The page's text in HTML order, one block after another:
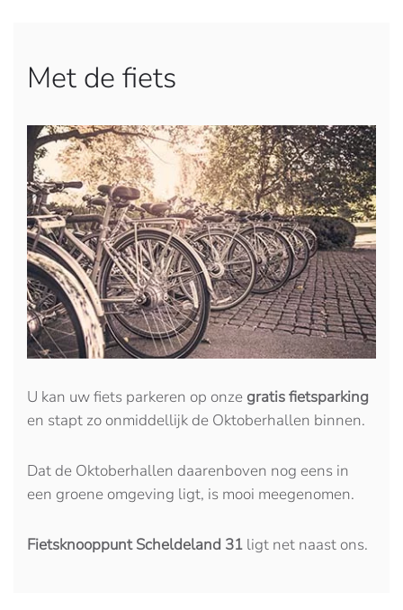
Met de fiets
U kan uw fiets parkeren op onze gratis fietsparking
en stapt zo onmiddellijk de Oktoberhallen binnen.
Dat de Oktoberhallen daarenboven nog eens in
een groene omgeving ligt, is mooi meegenomen.
Fietsknooppunt Scheldeland 31 ligt net naast ons.